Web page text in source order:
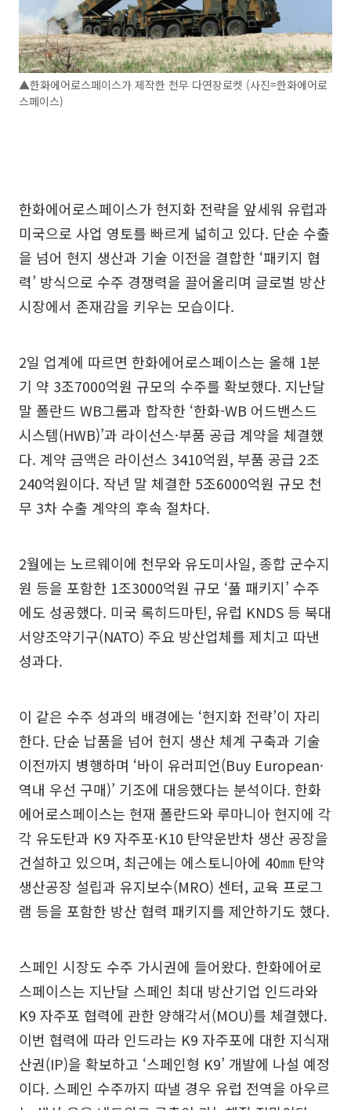
▲한화에어로스페이스가 제작한 천무 다연장로켓 (사진=한화에어로
스페이스)
한화에어로스페이스가 현지화 전략을 앞세워 유럽과
미국으로 사업 영토를 빠르게 넓히고 있다. 단순 수출
을 넘어 현지 생산과 기술 이전을 결합한 ‘패키지 협
력’ 방식으로 수주 경쟁력을 끌어올리며 글로벌 방산
시장에서 존재감을 키우는 모습이다.
2일 업계에 따르면 한화에어로스페이스는 올해 1분
기 약 3조7000억원 규모의 수주를 확보했다. 지난달
말 폴란드 WB그룹과 합작한 ‘한화-WB 어드밴스드
시스템(HWB)’과 라이선스·부품 공급 계약을 체결했
다. 계약 금액은 라이선스 3410억원, 부품 공급 2조
240억원이다. 작년 말 체결한 5조6000억원 규모 천
무 3차 수출 계약의 후속 절차다.
2월에는 노르웨이에 천무와 유도미사일, 종합 군수지
원 등을 포함한 1조3000억원 규모 ‘풀 패키지’ 수주
에도 성공했다. 미국 록히드마틴, 유럽 KNDS 등 북대
서양조약기구(NATO) 주요 방산업체를 제치고 따낸
성과다.
이 같은 수주 성과의 배경에는 ‘현지화 전략’이 자리
한다. 단순 납품을 넘어 현지 생산 체계 구축과 기술
이전까지 병행하며 ‘바이 유러피언(Buy European·
역내 우선 구매)’ 기조에 대응했다는 분석이다. 한화
에어로스페이스는 현재 폴란드와 루마니아 현지에 각
각 유도탄과 K9 자주포·K10 탄약운반차 생산 공장을
건설하고 있으며, 최근에는 에스토니아에 40㎜ 탄약
생산공장 설립과 유지보수(MRO) 센터, 교육 프로그
램 등을 포함한 방산 협력 패키지를 제안하기도 했다.
스페인 시장도 수주 가시권에 들어왔다. 한화에어로
스페이스는 지난달 스페인 최대 방산기업 인드라와
K9 자주포 협력에 관한 양해각서(MOU)를 체결했다.
이번 협력에 따라 인드라는 K9 자주포에 대한 지식재
산권(IP)을 확보하고 ‘스페인형 K9’ 개발에 나설 예정
이다. 스페인 수주까지 따낼 경우 유럽 전역을 아우르